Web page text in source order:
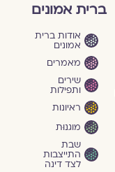
ברית אמונים
אודות ברית
אמונים
מאמרים
שירים
ותפילות
ראיונות
מוגנוּת
שבת
התייצבות
לצד דינה